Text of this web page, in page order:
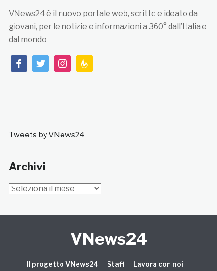
VNews24 è il nuovo portale web, scritto e ideato da
giovani, per le notizie e informazioni a 360° dall’Italia e
dal mondo
facebooktwitterinstagramfeedburner
Tweets by VNews24
Archivi
Archivi
VNews24
Il progetto VNews24 Staff Lavora con noi